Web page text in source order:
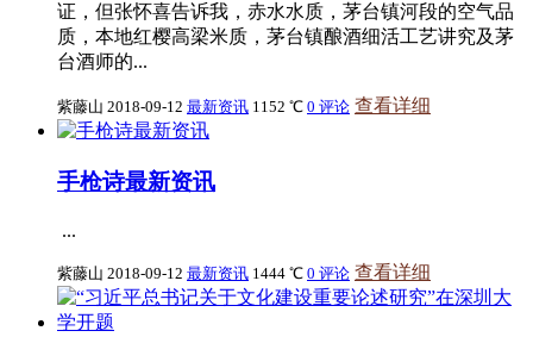
证，但张怀喜告诉我，赤水水质，茅台镇河段的空气品
质，本地红樱高梁米质，茅台镇酿酒细活工艺讲究及茅
台酒师的...
紫藤山 2018-09-12 最新资讯 1152 ℃ 0 评论 查看详细
手枪诗最新资讯
...
紫藤山 2018-09-12 最新资讯 1444 ℃ 0 评论 查看详细